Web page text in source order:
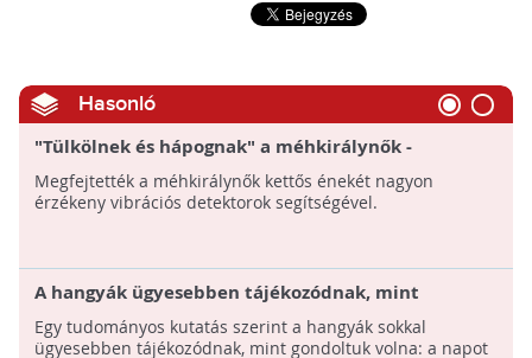
Hasonló
"Tülkölnek és hápognak" a méhkirálynők -
Megfejették, miért
Megfejtették a méhkirálynők kettős énekét nagyon
érzékeny vibrációs detektorok segítségével.
A hangyák ügyesebben tájékozódnak, mint
gondoltuk
Egy tudományos kutatás szerint a hangyák sokkal
ügyesebben tájékozódnak, mint gondoltuk volna: a napot